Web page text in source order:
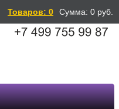
Товаров: 0 Сумма: 0 руб.